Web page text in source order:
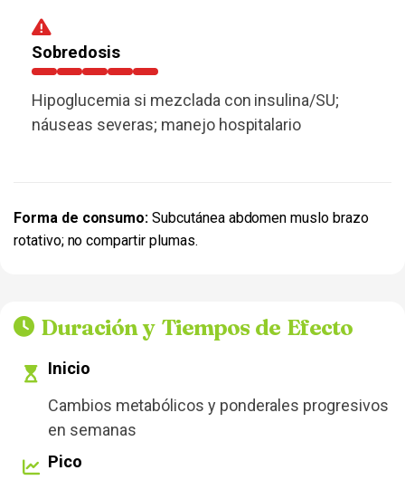
Sobredosis
Hipoglucemia si mezclada con insulina/SU;
náuseas severas; manejo hospitalario
Forma de consumo: Subcutánea abdomen muslo brazo
rotativo; no compartir plumas.
Duración y Tiempos de Efecto
Inicio
Cambios metabólicos y ponderales progresivos
en semanas
Pico